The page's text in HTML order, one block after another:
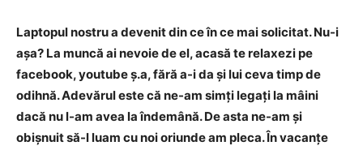
Laptopul nostru a devenit din ce în ce mai solicitat. Nu-i
așa? La muncă ai nevoie de el, acasă te relaxezi pe
facebook, youtube ș.a, fără a-i da și lui ceva timp de
odihnă. Adevărul este că ne-am simți legați la mâini
dacă nu l-am avea la îndemână. De asta ne-am și
obișnuit să-l luam cu noi oriunde am pleca. În vacanțe